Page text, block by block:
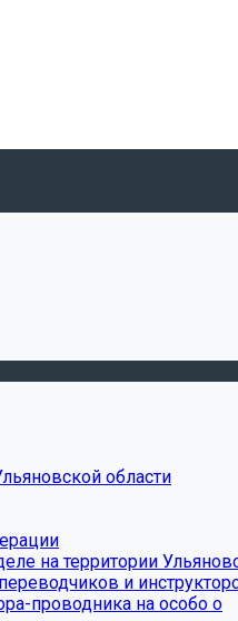
области
на территории
и
проводника на особо о